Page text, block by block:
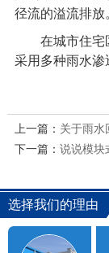
径流的溢流排放
在城市住宅
采用多种雨水渗
上一篇： 关于雨水
下一篇： 说说模块
选择我们的理由